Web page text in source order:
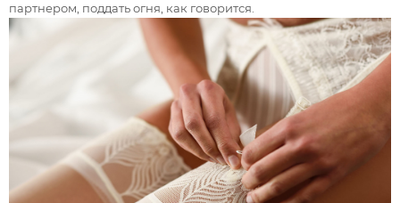
партнером, поддать огня, как говорится.